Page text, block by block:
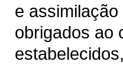
e
obrigados ao